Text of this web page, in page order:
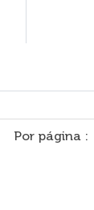
Por página :